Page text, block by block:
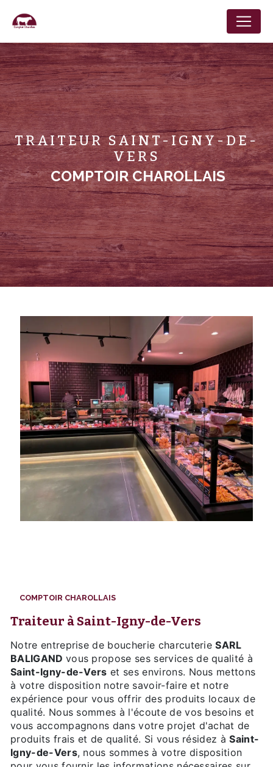
TRAITEUR SAINT-IGNY-DE-
VERS
COMPTOIR CHAROLLAIS
COMPTOIR CHAROLLAIS
traiteur à Saint-Igny-de-Vers
Notre entreprise de boucherie charcuterieSARL
BALIGAND vous propose ses services de qualité à
Saint-Igny-de-Vers et ses environs. Nous mettons
à votre disposition notre savoir-faire et notre
expérience pour vous offrir des produits locaux de
qualité. Nous sommes à l'écoute de vos besoins et
vous accompagnons dans votre projet d'achat de
produits frais et de qualité. Si vous résidez àSaint-
Igny-de-Vers, nous sommes à votre disposition